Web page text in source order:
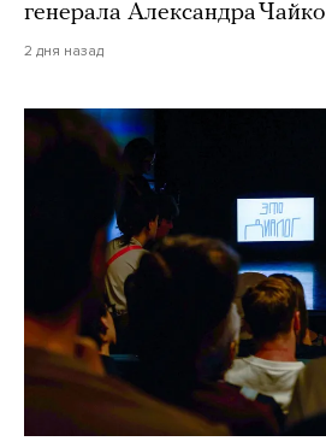
генерала Александра Чайко
2 дня назад